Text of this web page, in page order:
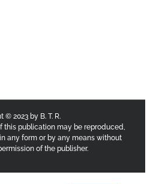
© 2023 by B. T. R.
this publication may be reproduced,
any form or by any means without
of the publisher.